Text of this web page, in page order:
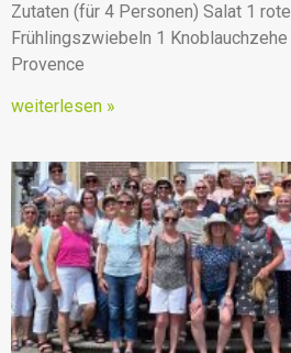
Zutaten (für 4 Personen) Salat 1
Frühlingszwiebeln 1
Provence
weiterlesen »